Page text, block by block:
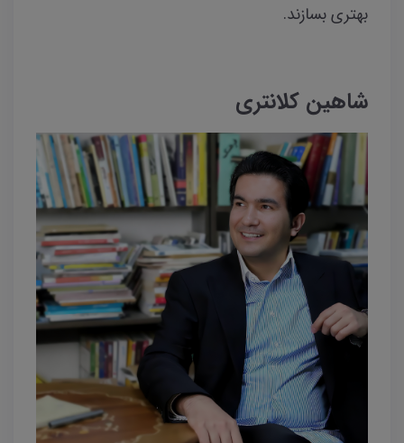
بهتری بسازند.
شاهین کلانتری